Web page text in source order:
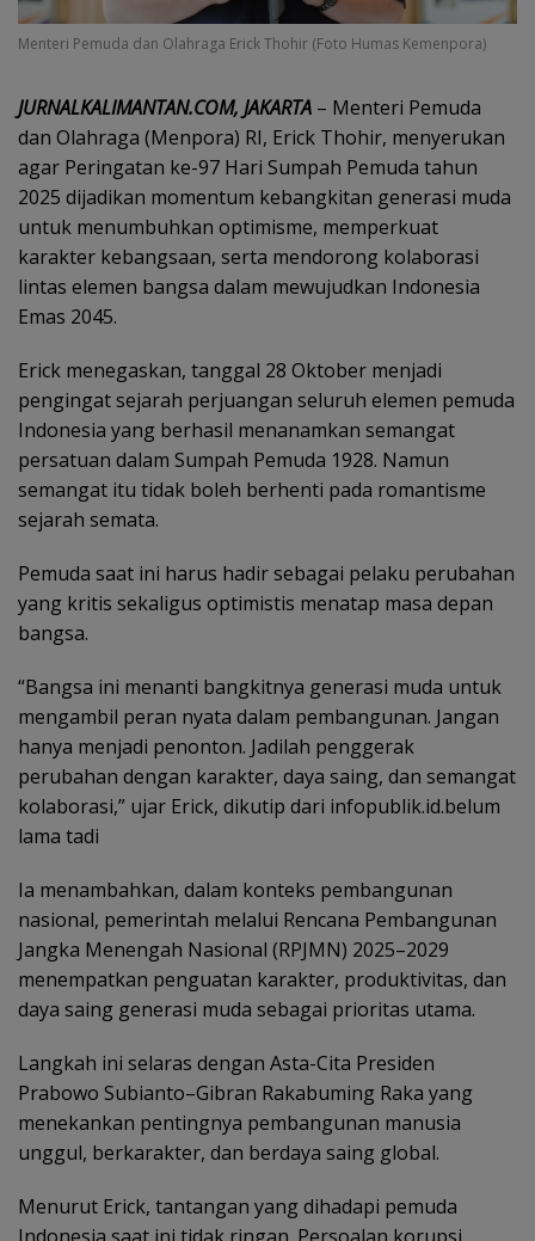
Menteri Pemuda dan Olahraga Erick Thohir (Foto Humas Kemenpora) ‎
‎JURNALKALIMANTAN.COM, JAKARTA – Menteri Pemuda
dan Olahraga (Menpora) RI, Erick Thohir, menyerukan
agar Peringatan ke-97 Hari Sumpah Pemuda tahun
2025 dijadikan momentum kebangkitan generasi muda
untuk menumbuhkan optimisme, memperkuat
karakter kebangsaan, serta mendorong kolaborasi
lintas elemen bangsa dalam mewujudkan Indonesia
Emas 2045.
Erick menegaskan, tanggal 28 Oktober menjadi
pengingat sejarah perjuangan seluruh elemen pemuda
Indonesia yang berhasil menanamkan semangat
persatuan dalam Sumpah Pemuda 1928. Namun
semangat itu tidak boleh berhenti pada romantisme
sejarah semata.
Pemuda saat ini harus hadir sebagai pelaku perubahan
yang kritis sekaligus optimistis menatap masa depan
bangsa.
“Bangsa ini menanti bangkitnya generasi muda untuk
mengambil peran nyata dalam pembangunan. Jangan
hanya menjadi penonton. Jadilah penggerak
perubahan dengan karakter, daya saing, dan semangat
kolaborasi,” ujar Erick, dikutip dari infopublik.id.belum
lama tadi
‎Ia menambahkan, dalam konteks pembangunan
nasional, pemerintah melalui Rencana Pembangunan
Jangka Menengah Nasional (RPJMN) 2025–2029
menempatkan penguatan karakter, produktivitas, dan
daya saing generasi muda sebagai prioritas utama.
Langkah ini selaras dengan Asta-Cita Presiden
Prabowo Subianto–Gibran Rakabuming Raka yang
menekankan pentingnya pembangunan manusia
unggul, berkarakter, dan berdaya saing global.
Menurut Erick, tantangan yang dihadapi pemuda